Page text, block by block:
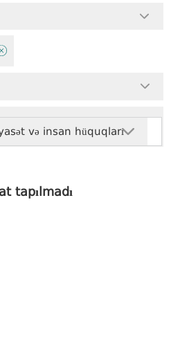
və insan hüquqları
tapılmadı